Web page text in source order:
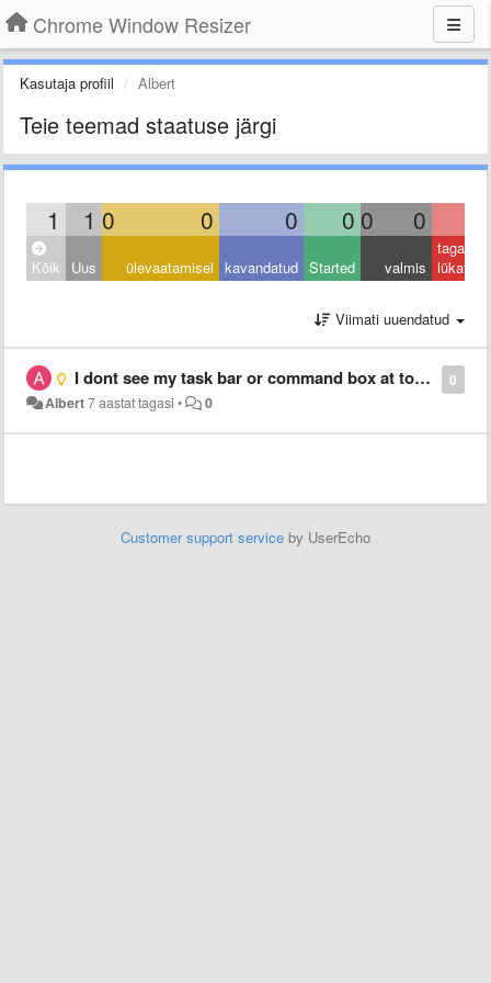
Chrome Window Resizer
Kasutaja profiil Albert
Teie teemad staatuse järgi
1 1 0 0 0 0 0 0
Kõik Uus ülevaatamisel kavandatud Started valmis
tagasi
lükatud
Viimati uuendatud
0
I dont see my task bar or command box at top of my screen_
Albert7 aastat tagasi • 0
Customer support service by UserEcho